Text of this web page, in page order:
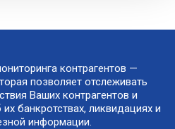
контрагентов —
позволяет отслеживать
Ваших контрагентов и
банкротствах, ликвидациях и
информации.